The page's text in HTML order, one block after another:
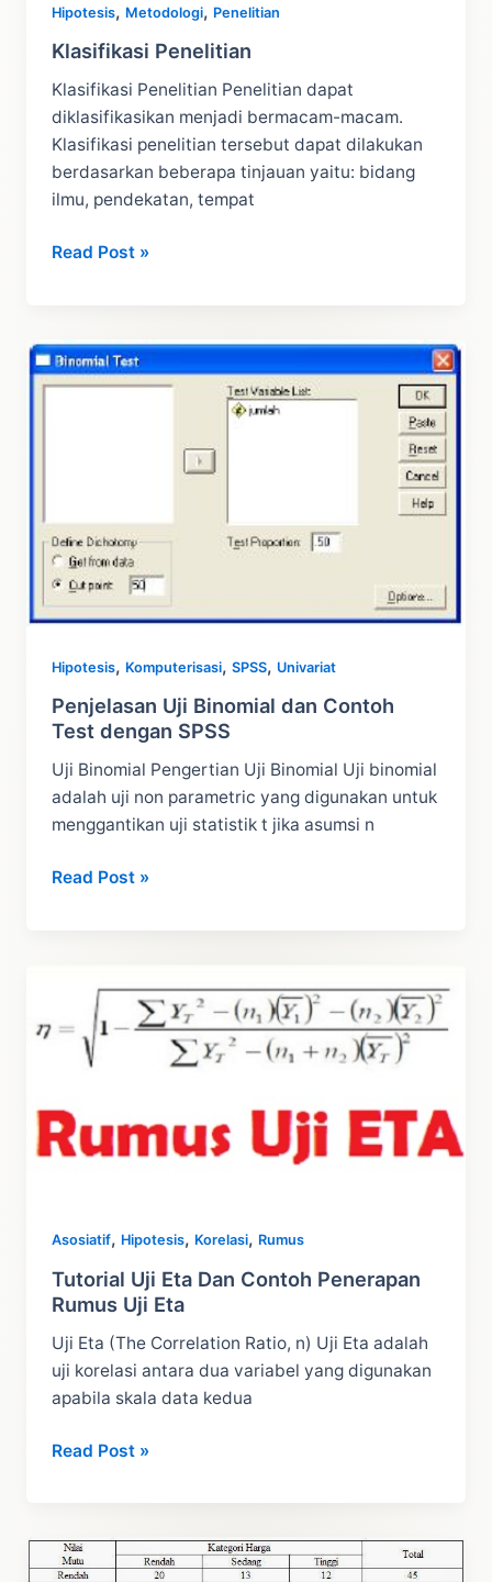
Hipotesis, Metodologi, Penelitian
Klasifikasi Penelitian
Klasifikasi Penelitian Penelitian dapat
diklasifikasikan menjadi bermacam-macam.
Klasifikasi penelitian tersebut dapat dilakukan
berdasarkan beberapa tinjauan yaitu: bidang
ilmu, pendekatan, tempat
Klasifikasi
Read Post »
Hipotesis, Komputerisasi,SPSS, Univariat
Penjelasan Uji Binomial dan Contoh
Test dengan SPSS
Uji Binomial Pengertian Uji Binomial Uji binomial
adalah uji non parametric yang digunakan untuk
menggantikan uji statistik t jika asumsi n
Penjelasan
Contoh
dengan
SPSS
Read Post »
Asosiatif, Hipotesis, Korelasi, Rumus
Tutorial Uji Eta Dan Contoh Penerapan
Rumus Uji Eta
Uji Eta (The Correlation Ratio, n) Uji Eta adalah
uji korelasi antara dua variabel yang digunakan
apabila skala data kedua
Tutorial
Contoh
Read Post »